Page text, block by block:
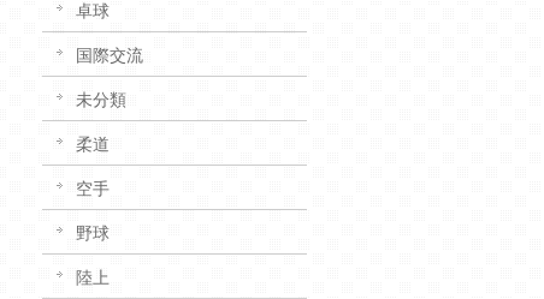
卓球
国際交流
未分類
柔道
空手
野球
陸上